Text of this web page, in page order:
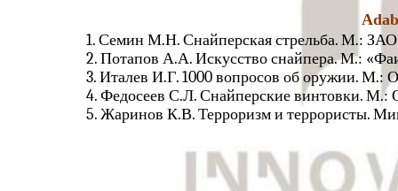
1. Семин М.Н. Снайперская стрельба. М.: ЗАО
2. Потапов А.А. Искусство снайпера. М.:
3. Италев И.Г. 1000 вопросов об оружии. М.:
4. Федосеев С.Л. Снайперские винтовки. М.:
5. Жаринов К.В. Терроризм и террористы.